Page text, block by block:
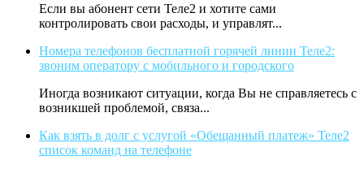
Если вы абонент сети Теле2 и хотите сами
контролировать свои расходы, и управлят...
Номера телефонов бесплатной горячей линии Теле2:
звоним оператору с мобильного и городского
Иногда возникают ситуации, когда Вы не справляетесь с
возникшей проблемой, связа...
Как взять в долг с услугой «Обещанный платеж» Теле2
список команд на телефоне